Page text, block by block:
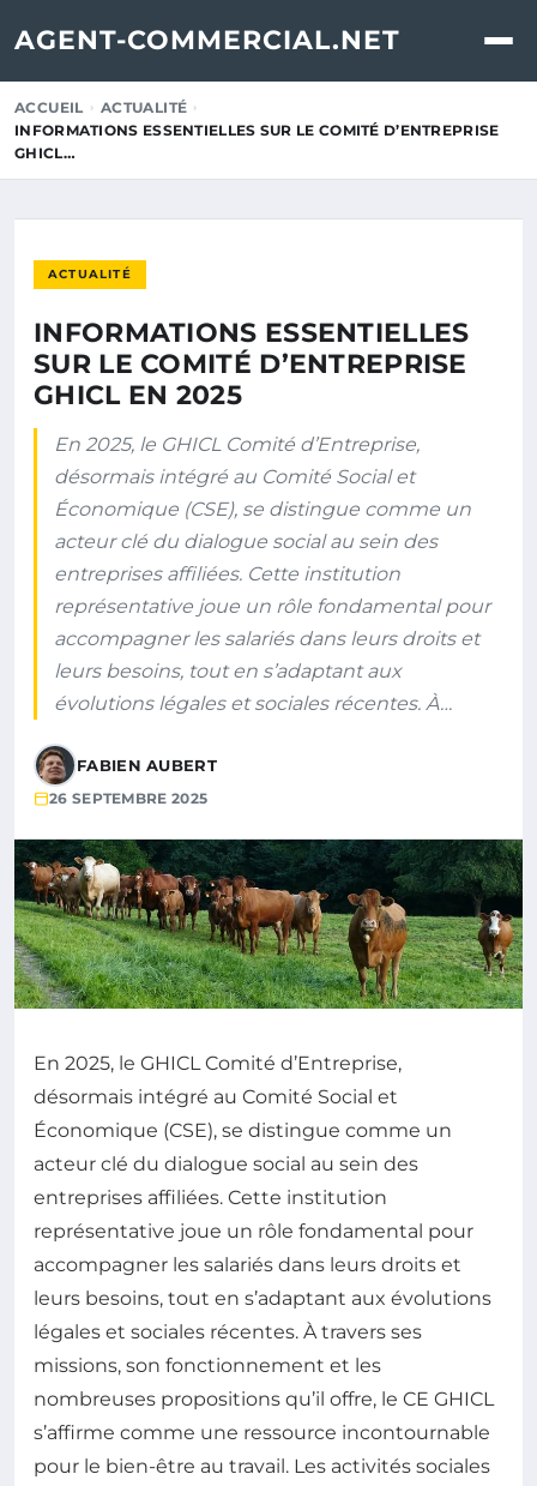
AGENT-COMMERCIAL.NET
ACCUEIL
ACTUALITÉ
INFORMATIONS ESSENTIELLES SUR LE COMITÉ D’ENTREPRISE
GHICL…
ACTUALITÉ
INFORMATIONS ESSENTIELLES
SUR LE COMITÉ D’ENTREPRISE
GHICL EN 2025
En 2025, le GHICL Comité d’Entreprise,
désormais intégré au Comité Social et
Économique (CSE), se distingue comme un
acteur clé du dialogue social au sein des
entreprises affiliées. Cette institution
représentative joue un rôle fondamental pour
accompagner les salariés dans leurs droits et
leurs besoins, tout en s’adaptant aux
évolutions légales et sociales récentes. À…
FABIEN AUBERT
26 SEPTEMBRE 2025
En 2025, le GHICL Comité d’Entreprise,
désormais intégré au Comité Social et
Économique (CSE), se distingue comme un
acteur clé du dialogue social au sein des
entreprises affiliées. Cette institution
représentative joue un rôle fondamental pour
accompagner les salariés dans leurs droits et
leurs besoins, tout en s’adaptant aux évolutions
légales et sociales récentes. À travers ses
missions, son fonctionnement et les
nombreuses propositions qu’il offre, le CE GHICL
s’affirme comme une ressource incontournable
pour le bien-être au travail. Les activités sociales